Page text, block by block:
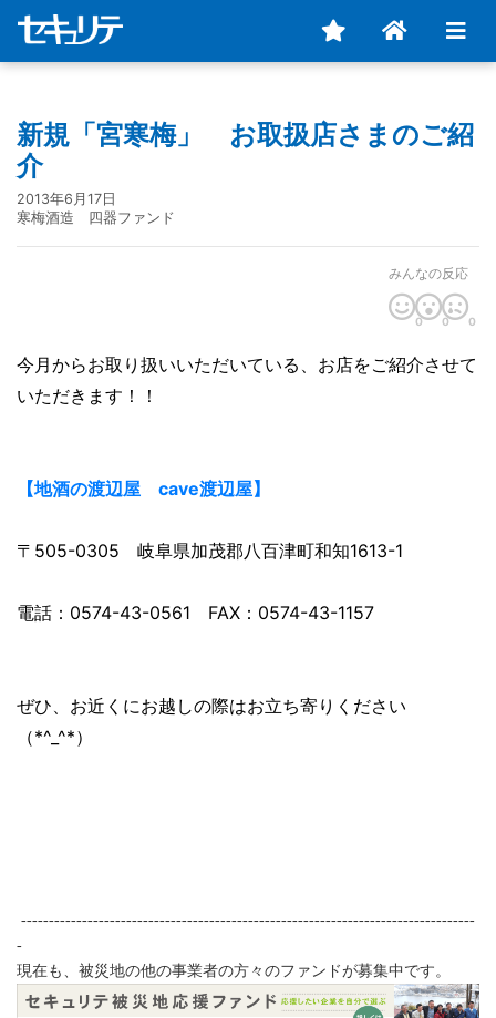
新規「宮寒梅」 お取扱店さまのご紹
介
2013年6月17日
寒梅酒造 四器ファンド
みんなの反応
0 0 0
今月からお取り扱いいただいている、お店をご紹介させて
いただきます！！
【地酒の渡辺屋 cave渡辺屋】
〒505-0305 岐阜県加茂郡八百津町和知1613-1
電話：0574-43-0561 FAX：0574-43-1157
ぜひ、お近くにお越しの際はお立ち寄りください
（*^_^*）
----------------------------------------------------------------------------------
-
現在も、被災地の他の事業者の方々のファンドが募集中です。